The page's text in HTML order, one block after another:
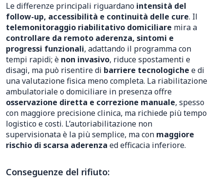
Le differenze principali riguardano intensità del
follow-up, accessibilità e continuità delle cure. Il
telemonitoraggio riabilitativo domiciliare mira a
controllare da remoto aderenza, sintomi e
progressi funzionali, adattando il programma con
tempi rapidi; è non invasivo, riduce spostamenti e
disagi, ma può risentire di barriere tecnologiche e di
una valutazione fisica meno completa. La riabilitazione
ambulatoriale o domiciliare in presenza offre
osservazione diretta e correzione manuale, spesso
con maggiore precisione clinica, ma richiede più tempo
logistico e costi. L’autoriabilitazione non
supervisionata è la più semplice, ma con maggiore
rischio di scarsa aderenza ed efficacia inferiore.
Conseguenze del rifiuto: